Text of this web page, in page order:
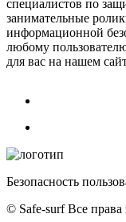
специалистов по
занимательные
информационной
любому
для вас на нашем
Безопасность
© Safe-surf Все